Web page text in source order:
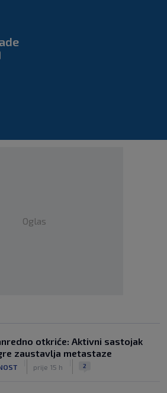
Oglas
otkriće: Aktivni sastojak
zaustavlja metastaze
prije 15 h 2